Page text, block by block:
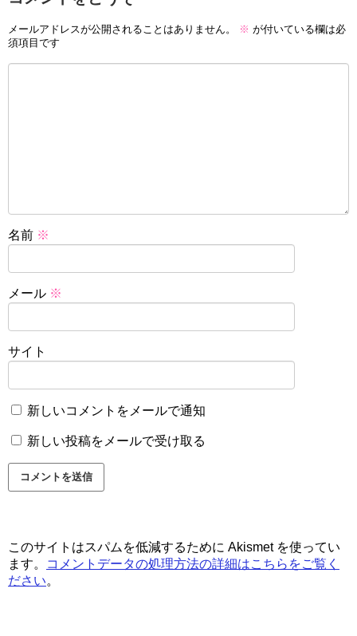
メールアドレスが公開されることはありません。 ※ が付いている欄は必
須項目です
名前 ※
メール ※
サイト
新しいコメントをメールで通知
新しい投稿をメールで受け取る
このサイトはスパムを低減するために Akismet を使ってい
ます。
コメントデータの処理方法の詳細はこちらをご覧く
ださい。